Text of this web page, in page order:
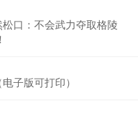
口：不会武力夺取格陵
子版可打印）